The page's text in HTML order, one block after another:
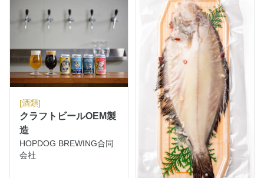
[酒類]
クラフトビールOEM製
造
HOPDOG BREWING合同
会社